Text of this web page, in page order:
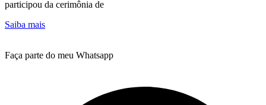
participou da cerimônia de
Saiba mais
Faça parte do meu Whatsapp